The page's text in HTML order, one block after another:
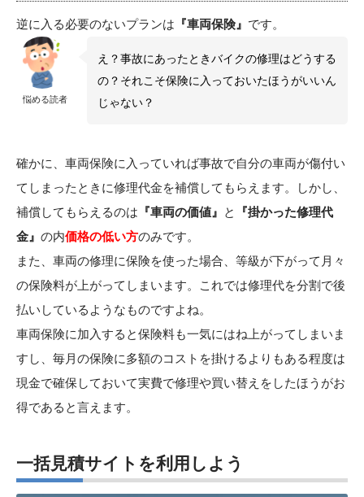
逆に入る必要のないプランは 『車両保険』 です。
悩める読者
え？事故にあったときバイクの修理はどうする
の？それこそ保険に入っておいたほうがいいん
じゃない？
確かに、車両保険に入っていれば事故で自分の車両が傷付い
てしまったときに修理代金を補償してもらえます。しかし、
補償してもらえるのは 『車両の価値』 と
『掛かった修理代
金』 の内価格の低い方のみです。
また、車両の修理に保険を使った場合、等級が下がって月々
の保険料が上がってしまいます。これでは修理代を分割で後
払いしているようなものですよね。
車両保険に加入すると保険料も一気にはね上がってしまいま
すし、毎月の保険に多額のコストを掛けるよりもある程度は
現金で確保しておいて実費で修理や買い替えをしたほうがお
得であると言えます。
一括見積サイトを利用しよう